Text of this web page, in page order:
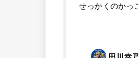
せっかくのかっ